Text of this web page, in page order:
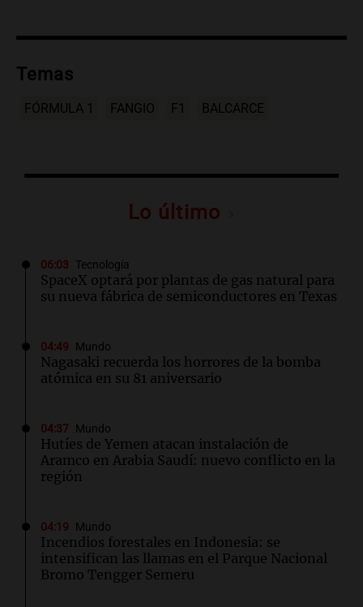
Temas
FÓRMULA 1 FANGIO F1 BALCARCE
Lo último
06:03 Tecnología
SpaceX optará por plantas de gas natural para
su nueva fábrica de semiconductores en Texas
04:49 Mundo
Nagasaki recuerda los horrores de la bomba
atómica en su 81 aniversario
04:37 Mundo
Hutíes de Yemen atacan instalación de
Aramco en Arabia Saudí: nuevo conflicto en la
región
04:19 Mundo
Incendios forestales en Indonesia: se
intensifican las llamas en el Parque Nacional
Bromo Tengger Semeru